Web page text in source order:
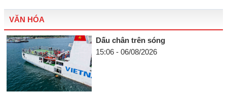
VĂN HÓA
Dấu chân trên sóng
15:06 - 06/08/2026